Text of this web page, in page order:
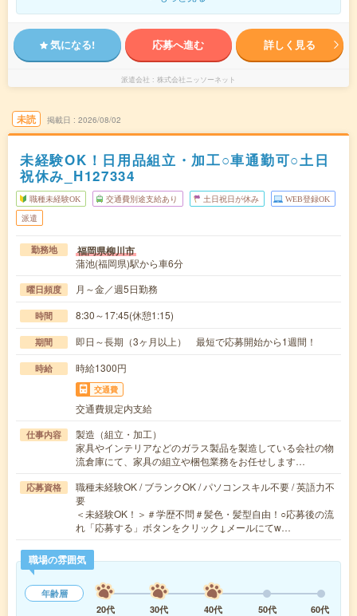
気になる! 応募へ進む 詳しく見る
派遣会社 株式会社ニッソーネット
未読 掲載日 2026/08/02
未経験OK！日用品組立・加工○車通勤可○土日
祝休み_H127334
職種未経験OK 交通費別途支給あり 土日祝日が休み WEB登録OK
派遣
勤務地 福岡県柳川市
蒲池(福岡県)駅から車6分
曜日頻度 月～金／週5日勤務
時間 8:30～17:45(休憩1:15)
期間 即日～長期（3ヶ月以上） 最短で応募開始から1週間！
時給 時給1300円
交通費
交通費規定内支給
仕事内容
製造（組立・加工）
家具やインテリアなどのガラス製品を製造している会社の物
流倉庫にて、家具の組立や梱包業務をお任せします…
応募資格
職種未経験OK / ブランクOK / パソコンスキル不要 / 英語力不
要
＜未経験OK！＞＃学歴不問＃髪色・髪型自由！○応募後の流
れ「応募する」ボタンをクリック↓メールにてw…
職場の雰囲気
年齢層
20代
30代 40代 50代 60代